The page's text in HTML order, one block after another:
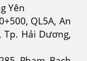
Yên
QL5A, An
Tp. Hải Dương,